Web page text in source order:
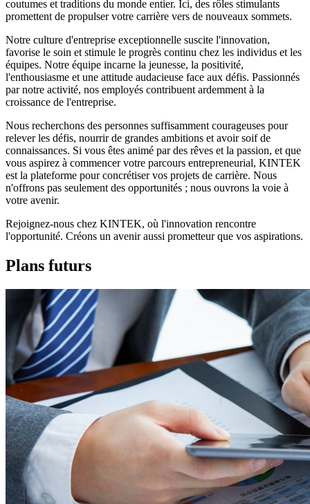
coutumes et traditions du monde entier. Ici, des rôles stimulants
promettent de propulser votre carrière vers de nouveaux sommets.
Notre culture d'entreprise exceptionnelle suscite l'innovation,
favorise le soin et stimule le progrès continu chez les individus et les
équipes. Notre équipe incarne la jeunesse, la positivité,
l'enthousiasme et une attitude audacieuse face aux défis. Passionnés
par notre activité, nos employés contribuent ardemment à la
croissance de l'entreprise.
Nous recherchons des personnes suffisamment courageuses pour
relever les défis, nourrir de grandes ambitions et avoir soif de
connaissances. Si vous êtes animé par des rêves et la passion, et que
vous aspirez à commencer votre parcours entrepreneurial, KINTEK
est la plateforme pour concrétiser vos projets de carrière. Nous
n'offrons pas seulement des opportunités ; nous ouvrons la voie à
votre avenir.
Rejoignez-nous chez KINTEK, où l'innovation rencontre
l'opportunité. Créons un avenir aussi prometteur que vos aspirations.
Plans futurs